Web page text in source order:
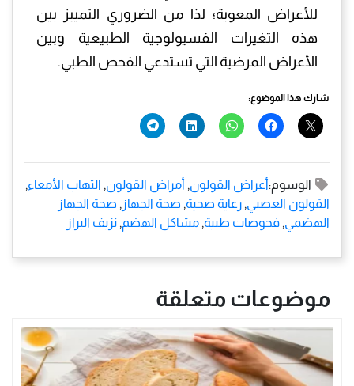
للأعراض المعوية؛ لذا من الضروري التمييز بين
هذه التغيرات الفسيولوجية الطبيعية وبين
الأعراض المرضية التي تستدعي الفحص الطبي.
شارك هذا الموضوع:
الوسوم:أعراض القولون, أمراض القولون, التهاب الأمعاء,
القولون العصبي, رعاية صحية, صحة الجهاز , صحة الجهاز
الهضمي, فحوصات طبية, مشاكل الهضم, نزيف البراز
موضوعات متعلقة